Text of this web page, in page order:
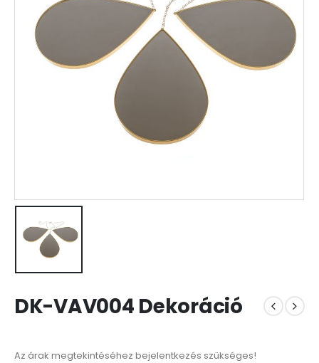
DK-VAV004 Dekoráció
Az árak megtekintéséhez bejelentkezés szükséges!